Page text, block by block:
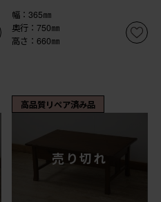
幅：365㎜
奥行：750㎜
高さ：660㎜
高品質リペア済み品
売り切れ